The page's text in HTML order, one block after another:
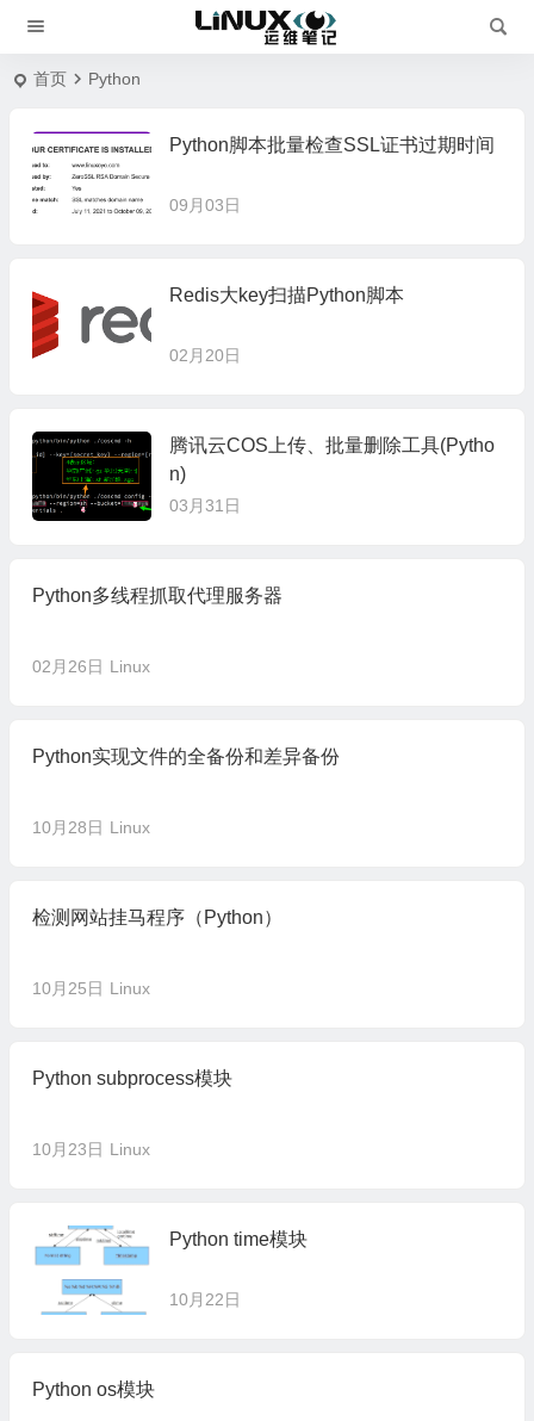
首页 Python
Python脚本批量检查SSL证书过期时间
09月03日
Redis大key扫描Python脚本
02月20日
腾讯云COS上传、批量删除工具(Pytho
n)
03月31日
Python多线程抓取代理服务器
02月26日 Linux
Python实现文件的全备份和差异备份
10月28日 Linux
检测网站挂马程序（Python）
10月25日 Linux
Python subprocess模块
10月23日 Linux
Python time模块
10月22日
Python os模块